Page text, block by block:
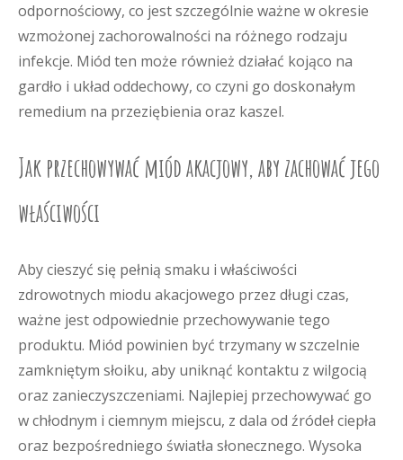
odpornościowy, co jest szczególnie ważne w okresie
wzmożonej zachorowalności na różnego rodzaju
infekcje. Miód ten może również działać kojąco na
gardło i układ oddechowy, co czyni go doskonałym
remedium na przeziębienia oraz kaszel.
Jak przechowywać miód akacjowy, aby zachować jego
właściwości
Aby cieszyć się pełnią smaku i właściwości
zdrowotnych miodu akacjowego przez długi czas,
ważne jest odpowiednie przechowywanie tego
produktu. Miód powinien być trzymany w szczelnie
zamkniętym słoiku, aby uniknąć kontaktu z wilgocią
oraz zanieczyszczeniami. Najlepiej przechowywać go
w chłodnym i ciemnym miejscu, z dala od źródeł ciepła
oraz bezpośredniego światła słonecznego. Wysoka